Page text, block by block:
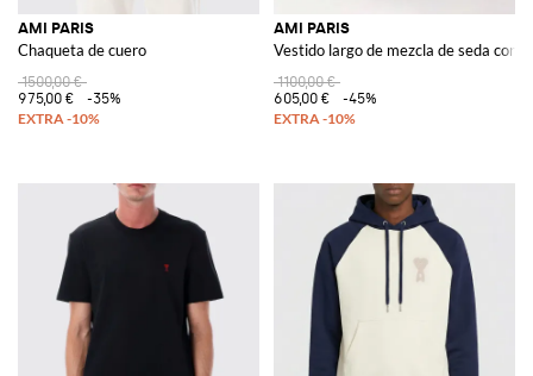
AMI PARIS
Chaqueta de cuero
1500,00 €
975,00 €
-35%
AMI PARIS
Vestido largo de mezcla de seda con
1100,00 €
605,00 €
-45%